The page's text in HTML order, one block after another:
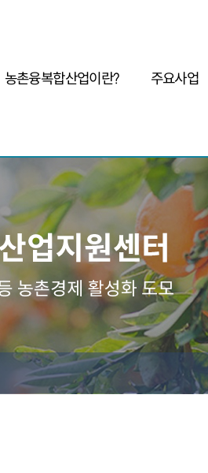
농촌융복합산업이란?
왜 농촌융복합산업인가?
성공사례
주요제품
체험 및 관광명소
주요사업
현장코칭
판로지원
기초실태조사
제조가공시설디렉토